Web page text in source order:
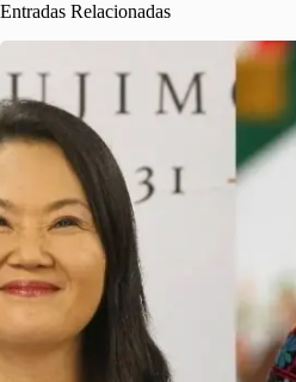
Entradas Relacionadas